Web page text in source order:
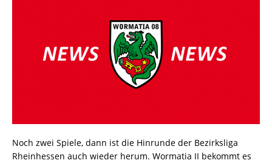
Noch zwei Spiele, dann ist die Hinrunde der Bezirksliga
Rheinhessen auch wieder herum. Wormatia II bekommt es